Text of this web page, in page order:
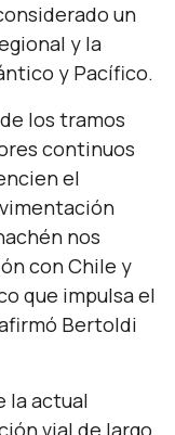
un
y la
y Pacífico.
los tramos
continuos
el
nos
con Chile y
que impulsa el
Bertoldi
la actual
vial de largo